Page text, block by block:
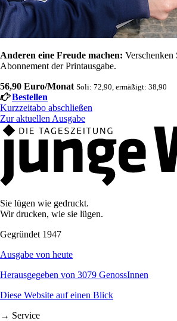
Anderen eine Freude machen: Verschenken
Abonnement der Printausgabe.
56,90 Euro/Monat Soli: 72,90, ermäßigt: 38,90
Bestellen
Kurzzeitabo abschließen
Zur aktuellen Ausgabe
Sie lügen wie gedruckt.
Wir drucken, wie sie lügen.
Gegründet 1947
Ausgabe von heute
Herausgegeben von 3079 GenossInnen
Diese Website auf einen Blick
→ Service